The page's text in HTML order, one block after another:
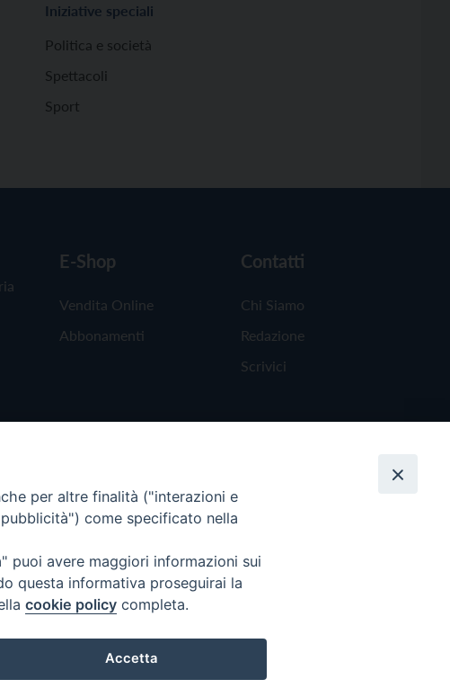
Iniziative speciali
Politica e società
Spettacoli
Sport
E-Shop
Vendita Online
Abbonamenti
Contatti
Chi Siamo
Redazione
Scrivici
per altre finalità ("interazioni e
come specificato nella
puoi avere maggiori informazioni sui
questa informativa proseguirai la
cookie policy completa.
Accetta